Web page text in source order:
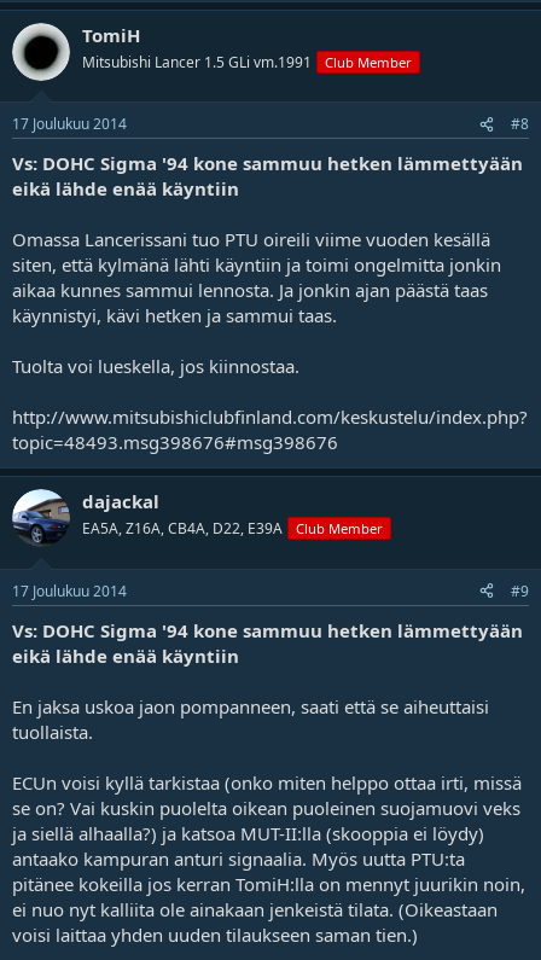
TomiH
Mitsubishi Lancer 1.5 GLi vm.1991 Club Member
17 Joulukuu 2014 #8
Vs: DOHC Sigma '94 kone sammuu hetken lämmettyään
eikä lähde enää käyntiin
Omassa Lancerissani tuo PTU oireili viime vuoden kesällä
siten, että kylmänä lähti käyntiin ja toimi ongelmitta jonkin
aikaa kunnes sammui lennosta. Ja jonkin ajan päästä taas
käynnistyi, kävi hetken ja sammui taas.
Tuolta voi lueskella, jos kiinnostaa.
http://www.mitsubishiclubfinland.com/keskustelu/index.php?
topic=48493.msg398676#msg398676
dajackal
EA5A, Z16A, CB4A, D22, E39A Club Member
17 Joulukuu 2014 #9
Vs: DOHC Sigma '94 kone sammuu hetken lämmettyään
eikä lähde enää käyntiin
En jaksa uskoa jaon pompanneen, saati että se aiheuttaisi
tuollaista.
ECUn voisi kyllä tarkistaa (onko miten helppo ottaa irti, missä
se on? Vai kuskin puolelta oikean puoleinen suojamuovi veks
ja siellä alhaalla?) ja katsoa MUT-II:lla (skooppia ei löydy)
antaako kampuran anturi signaalia. Myös uutta PTU:ta
pitänee kokeilla jos kerran TomiH:lla on mennyt juurikin noin,
ei nuo nyt kalliita ole ainakaan jenkeistä tilata. (Oikeastaan
voisi laittaa yhden uuden tilaukseen saman tien.)